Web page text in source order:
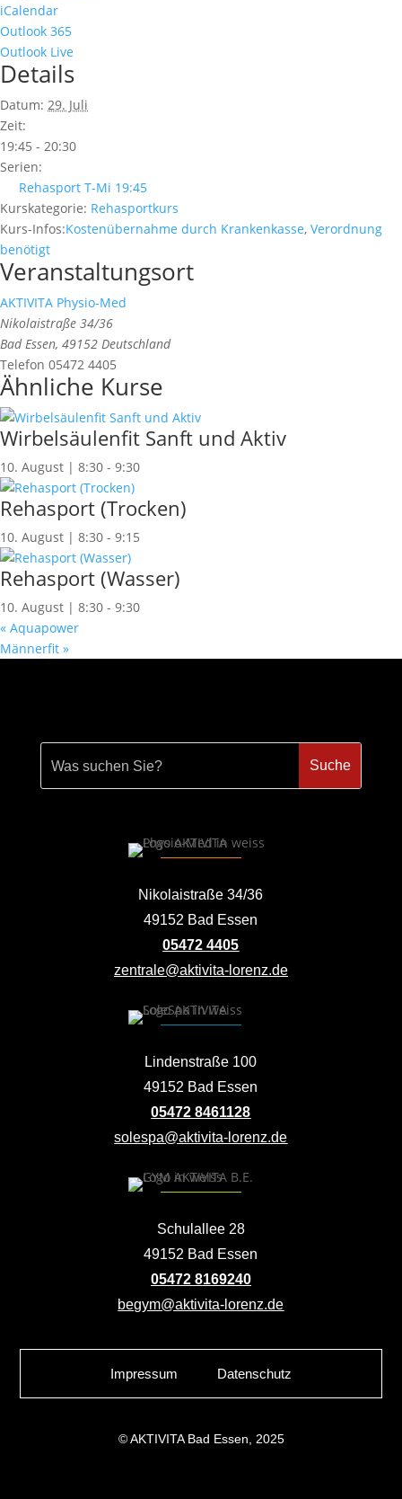
iCalendar
Outlook 365
Outlook Live
Details
Datum: 29. Juli
Zeit:
19:45 - 20:30
Serien:
Rehasport T-Mi 19:45
Kurskategorie: Rehasportkurs
Kurs-Infos:Kostenübernahme durch Krankenkasse, Verordnung
benötigt
Veranstaltungsort
AKTIVITA Physio-Med
Nikolaistraße 34/36
Bad Essen, 49152 Deutschland
Telefon 05472 4405
Ähnliche Kurse
Wirbelsäulenfit Sanft und Aktiv
10. August | 8:30 - 9:30
Rehasport (Trocken)
10. August | 8:30 - 9:15
Rehasport (Wasser)
10. August | 8:30 - 9:30
« Aquapower
Männerfit »
Nikolaistraße 34/36
49152 Bad Essen
05472 4405
zentrale@aktivita-lorenz.de
Lindenstraße 100
49152 Bad Essen
05472 8461128
solespa@aktivita-lorenz.de
Schulallee 28
49152 Bad Essen
05472 8169240
begym@aktivita-lorenz.de
Impressum Datenschutz
© AKTIVITA Bad Essen, 2025